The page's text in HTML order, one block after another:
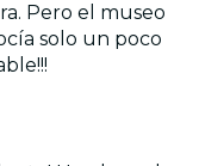
Pero el museo
solo un poco